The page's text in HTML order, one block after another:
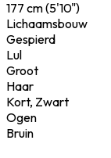
177 cm (5'10")
Lichaamsbouw
Gespierd
Lul
Groot
Haar
Kort, Zwart
Ogen
Bruin